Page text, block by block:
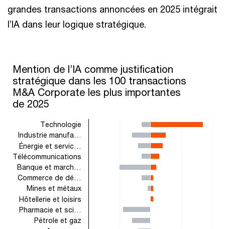
grandes transactions annoncées en 2025 intégrait
l’IA dans leur logique stratégique.
Mention de l’IA comme justification
stratégique dans les 100 transactions
M&A Corporate les plus importantes
de 2025
Pétrole et gaz
Pharmacie et sci…
Hôtellerie et loisirs
Mines et métaux
Commerce de dé…
Banque et march…
Télécommunications
Énergie et servic…
Industrie manufa…
Technologie